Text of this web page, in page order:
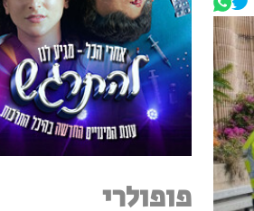
פופולרי